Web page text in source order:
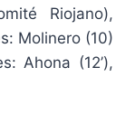
Riojano),
Molinero (10)
Ahona (12’),